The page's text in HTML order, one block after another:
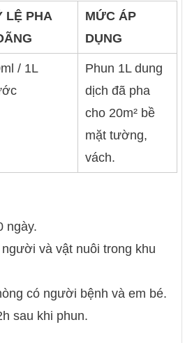
LỆ PHA
MỨC ÁP
DỤNG
/ 1L
Phun 1L dung
dịch đã pha
cho 20m² bề
mặt tường,
vách.
ngày.
và vật nuôi trong khu
có người bệnh và em bé.
sau khi phun.